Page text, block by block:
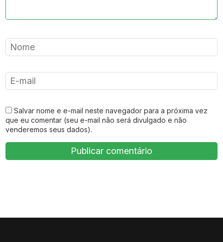
Salvar nome e e-mail neste navegador para a próxima vez
que eu comentar (seu e-mail não será divulgado e não
venderemos seus dados).